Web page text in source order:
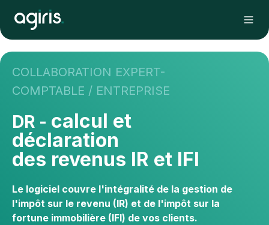
COLLABORATION EXPERT-
COMPTABLE / ENTREPRISE
DR - calcul et
déclaration
des revenus IR et IFI
Le logiciel couvre l'intégralité de la gestion de
l'impôt sur le revenu (IR) et de l'impôt sur la
fortune immobilière (IFI) de vos clients.